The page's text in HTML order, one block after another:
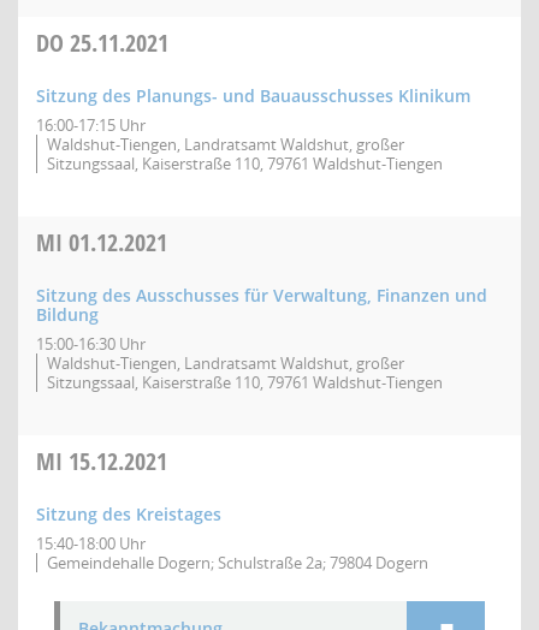
DO 25.11.2021
Sitzung des Planungs- und Bauausschusses Klinikum
16:00-17:15 Uhr
Waldshut-Tiengen, Landratsamt Waldshut, großer
Sitzungssaal, Kaiserstraße 110, 79761 Waldshut-Tiengen
MI 01.12.2021
Sitzung des Ausschusses für Verwaltung, Finanzen und
Bildung
15:00-16:30 Uhr
Waldshut-Tiengen, Landratsamt Waldshut, großer
Sitzungssaal, Kaiserstraße 110, 79761 Waldshut-Tiengen
MI 15.12.2021
Sitzung des Kreistages
15:40-18:00 Uhr
Gemeindehalle Dogern; Schulstraße 2a; 79804 Dogern